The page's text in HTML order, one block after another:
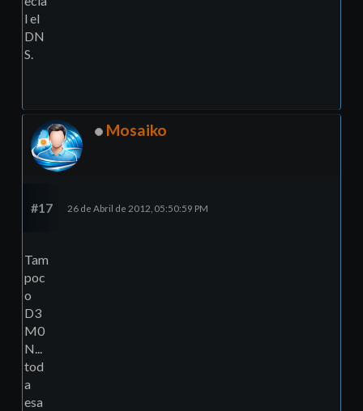
l el
DN
S.
Mosaiko
#17 26 de Abril de 2012, 05:50:59 PM
Tam
poc
o
D3
M0
N...
tod
a
esa